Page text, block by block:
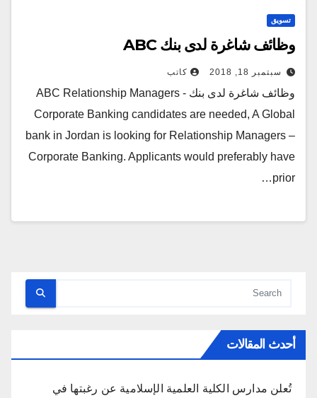
تسويق
وظائف شاغرة لدى بنك ABC
سبتمبر 18, 2018 كاتب
وظائف شاغرة لدى بنك ABC Relationship Managers -
Corporate Banking candidates are needed, A Global
bank in Jordan is looking for Relationship Managers –
Corporate Banking. Applicants would preferably have
prior…
أحدث المقالات
تُعلن مدارس الكلية العلمية الإسلامية عن رغبتها في